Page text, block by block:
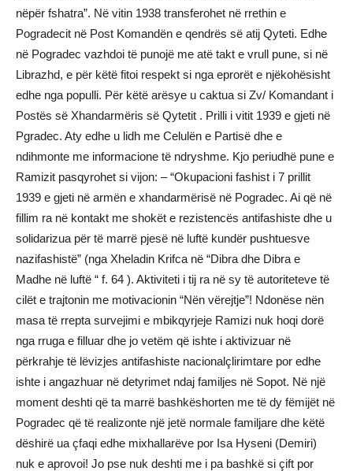
nëpër fshatra”. Në vitin 1938 transferohet në rrethin e
Pogradecit në Post Komandën e qendrës së atij Qyteti. Edhe
në Pogradec vazhdoi të punojë me atë takt e vrull pune, si në
Librazhd, e për këtë fitoi respekt si nga eprorët e njëkohësisht
edhe nga populli. Për këtë arësye u caktua si Zv/ Komandant i
Postës së Xhandarmëris së Qytetit . Prilli i vitit 1939 e gjeti në
Pgradec. Aty edhe u lidh me Celulën e Partisë dhe e
ndihmonte me informacione të ndryshme. Kjo periudhë pune e
Ramizit pasqyrohet si vijon: – “Okupacioni fashist i 7 prillit
1939 e gjeti në armën e xhandarmërisë në Pogradec. Ai që në
fillim ra në kontakt me shokët e rezistencës antifashiste dhe u
solidarizua për të marrë pjesë në luftë kundër pushtuesve
nazifashistë” (nga Xheladin Krifca në “Dibra dhe Dibra e
Madhe në luftë “ f. 64 ). Aktiviteti i tij ra në sy të autoriteteve të
cilët e trajtonin me motivacionin “Nën vërejtje”! Ndonëse nën
masa të rrepta survejimi e mbikqyrjeje Ramizi nuk hoqi dorë
nga rruga e filluar dhe jo vetëm që ishte i aktivizuar në
përkrahje të lëvizjes antifashiste nacionalçlirimtare por edhe
ishte i angazhuar në detyrimet ndaj familjes në Sopot. Në një
moment deshti që ta marrë bashkëshorten me të dy fëmijët në
Pogradec që të realizonte një jetë normale familjare dhe këtë
dëshirë ua çfaqi edhe mixhallarëve por Isa Hyseni (Demiri)
nuk e aprovoi! Jo pse nuk deshti me i pa bashkë si çift por